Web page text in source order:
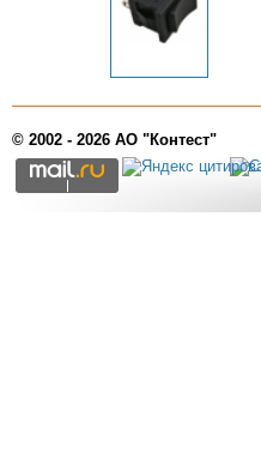
© 2002 - 2026 АО "Контест"